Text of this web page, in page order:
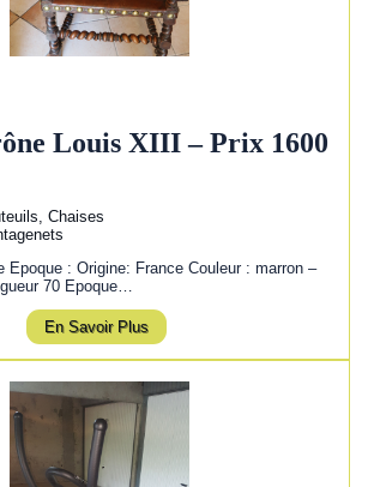
Louis XIII – Prix 1600
Chaises
Epoque : Origine: France Couleur : marron –
70 Epoque…
En Savoir Plus